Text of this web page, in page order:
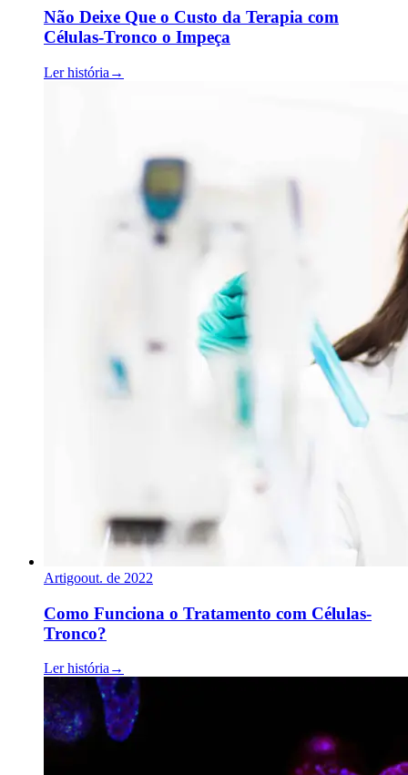
Não Deixe Que o Custo da Terapia com
Células-Tronco o Impeça
Ler história →
Artigoout. de 2022
Como Funciona o Tratamento com Células-
Tronco?
Ler história →